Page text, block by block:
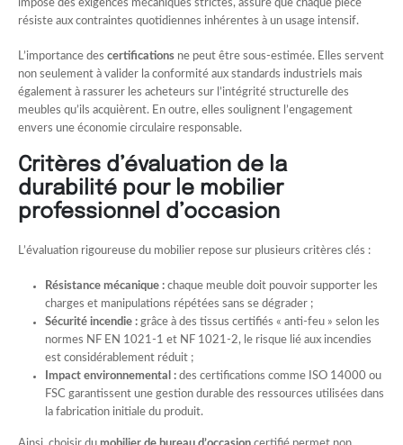
impose des exigences mécaniques strictes, assure que chaque pièce
résiste aux contraintes quotidiennes inhérentes à un usage intensif.
L’importance des certifications ne peut être sous-estimée. Elles servent
non seulement à valider la conformité aux standards industriels mais
également à rassurer les acheteurs sur l’intégrité structurelle des
meubles qu’ils acquièrent. En outre, elles soulignent l’engagement
envers une économie circulaire responsable.
Critères d’évaluation de la
durabilité pour le mobilier
professionnel d’occasion
L’évaluation rigoureuse du mobilier repose sur plusieurs critères clés :
Résistance mécanique :chaque meuble doit pouvoir supporter les
charges et manipulations répétées sans se dégrader ;
Sécurité incendie :grâce à des tissus certifiés « anti-feu » selon les
normes NF EN 1021-1 et NF 1021-2, le risque lié aux incendies
est considérablement réduit ;
Impact environnemental :des certifications comme ISO 14000 ou
FSC garantissent une gestion durable des ressources utilisées dans
la fabrication initiale du produit.